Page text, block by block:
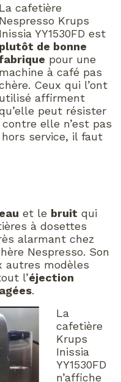
La cafetière
Nespresso Krups
Inissia YY1530FD est
plutôt de bonne
pour une
machine à café pas
Ceux qui l’ont
utilisé affirment
peut résister
contre elle n’est pas
service, il faut
et le bruit qui
à dosettes
alarmant chez
Nespresso. Son
autres modèles
l’éjection
.
La
cafetière
Krups
Inissia
YY1530FD
n’affiche